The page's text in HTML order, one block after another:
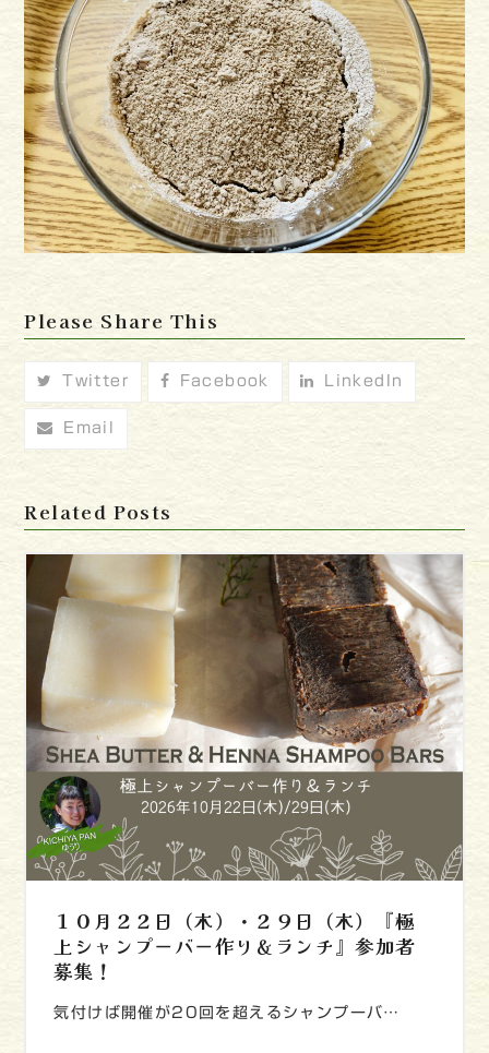
Please Share This
Twitter Facebook LinkedIn
Email
Related Posts
１０月２２日（木）・２９日（木）『極
上シャンプーバー作り＆ランチ』参加者
募集！
気付けば開催が20回を超えるシャンプーバ…